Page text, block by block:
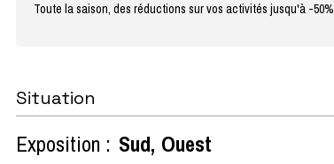
Toute la saison, des réductions sur vos activités jusqu'à -50%
Situation
Exposition : Sud Ouest